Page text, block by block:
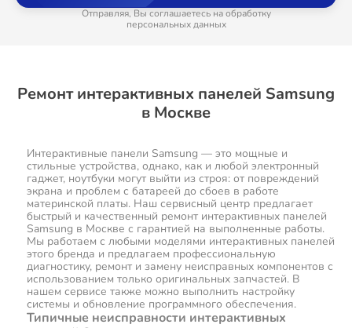
Отправляя, Вы соглашаетесь на обработку
персональных данных
Ремонт интерактивных панелей Samsung
в Москве
Интерактивные панели Samsung — это мощные и
стильные устройства, однако, как и любой электронный
гаджет, ноутбуки могут выйти из строя: от повреждений
экрана и проблем с батареей до сбоев в работе
материнской платы. Наш сервисный центр предлагает
быстрый и качественный ремонт интерактивных панелей
Samsung в Москве с гарантией на выполненные работы.
Мы работаем с любыми моделями интерактивных панелей
этого бренда и предлагаем профессиональную
диагностику, ремонт и замену неисправных компонентов с
использованием только оригинальных запчастей. В
нашем сервисе также можно выполнить настройку
системы и обновление программного обеспечения.
Типичные неисправности интерактивных